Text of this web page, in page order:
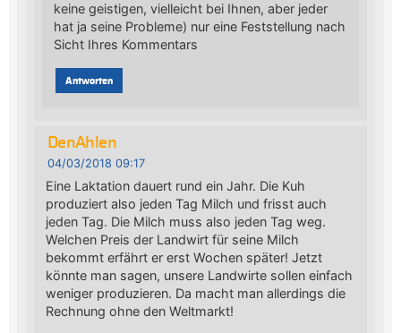
keine geistigen, vielleicht bei Ihnen, aber jeder
hat ja seine Probleme) nur eine Feststellung nach
Sicht Ihres Kommentars
Antworten
DenAhlen
04/03/2018 09:17
Eine Laktation dauert rund ein Jahr. Die Kuh
produziert also jeden Tag Milch und frisst auch
jeden Tag. Die Milch muss also jeden Tag weg.
Welchen Preis der Landwirt für seine Milch
bekommt erfährt er erst Wochen später! Jetzt
könnte man sagen, unsere Landwirte sollen einfach
weniger produzieren. Da macht man allerdings die
Rechnung ohne den Weltmarkt!